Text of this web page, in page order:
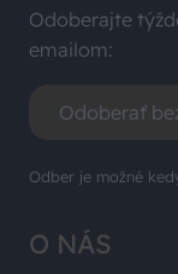
O NÁS
Odoberajte
emailom:
Odoberať
Odber je možné